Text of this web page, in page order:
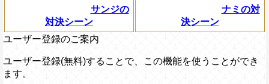
サンジの
対決シーン
ナミの対
決シーン
ユーザー登録のご案内
ユーザー登録(無料)することで、この機能を使うことができ
ます。